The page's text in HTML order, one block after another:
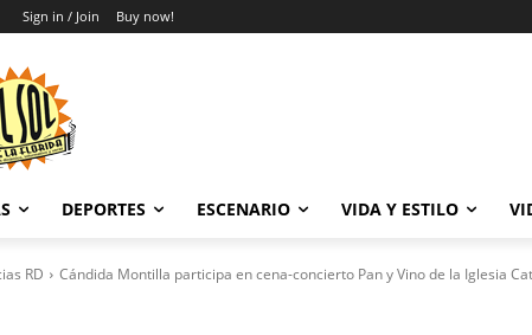
Sign in / Join Buy now!
DEPORTES ESCENARIO VIDA Y ESTILO
RD Cándida Montilla participa en cena-concierto Pan y Vino de la Iglesia